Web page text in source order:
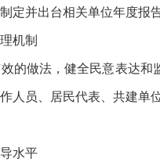
定并出台相关单位年度
机制
的做法，健全民意表达
人员、居民代表、共建
水平